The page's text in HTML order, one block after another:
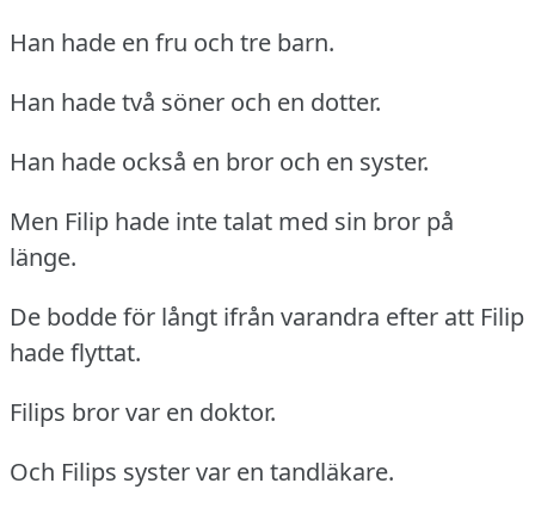
Han hade en fru och tre barn.
Han hade två söner och en dotter.
Han hade också en bror och en syster.
Men Filip hade inte talat med sin bror på
länge.
De bodde för långt ifrån varandra efter att Filip
hade flyttat.
Filips bror var en doktor.
Och Filips syster var en tandläkare.